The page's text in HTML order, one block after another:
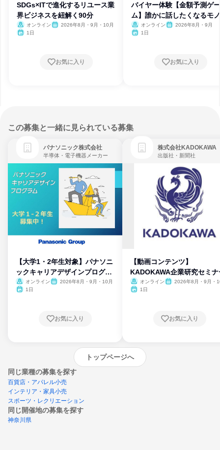
SDGs×ITで進化するリユース業
界ビジネスを紐解く90分
オンライン
2026年8月・9月・10月
1日
お気に入り
バイヤー体験【金額予測ゲー
ム】誰かに話したくなるモ
魅力オンライン
2026年8月・9月
1日
お気に入り
この募集と一緒に見られている募集
パナソニック株式会社
半導体・電子機器メーカー
【大学1・2年生対象】パナソニ
ックキャリアデザインプログラ
ム
オンライン
2026年8月・9月・10月
1日
お気に入り
株式会社KADOKAWA
出版社・新聞社
【動画コンテンツ】
KADOKAWA企業研究セミナ
オンライン
2026年8月・9月・
1日
お気に入り
トップページへ
同じ業種の募集を探す
百貨店・アパレル小売
インテリア・家具小売
スポーツ・レクリエーション
同じ開催地の募集を探す
神奈川県